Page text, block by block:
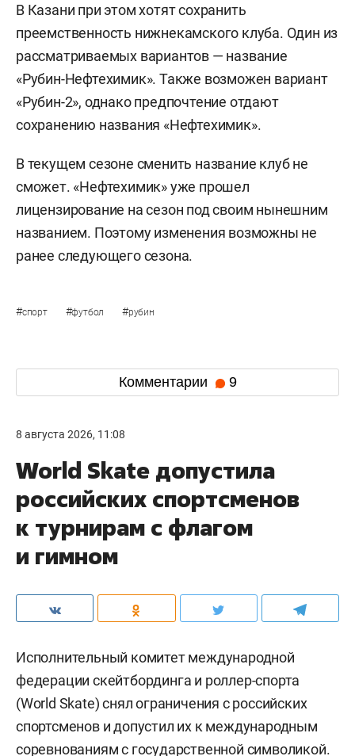
В Казани при этом хотят сохранить
преемственность нижнекамского клуба. Один из
рассматриваемых вариантов — название
«Рубин-Нефтехимик». Также возможен вариант
«Рубин-2», однако предпочтение отдают
сохранению названия «Нефтехимик».
В текущем сезоне сменить название клуб не
сможет. «Нефтехимик» уже прошел
лицензирование на сезон под своим нынешним
названием. Поэтому изменения возможны не
ранее следующего сезона.
#спорт #футбол #рубин
Комментарии 9
8 августа 2026, 11:08
World Skate допустила
российских спортсменов
к турнирам с флагом
и гимном
Исполнительный комитет международной
федерации скейтбординга и роллер-спорта
(World Skate) снял ограничения с российских
спортсменов и допустил их к международным
соревнованиям с государственной символикой.